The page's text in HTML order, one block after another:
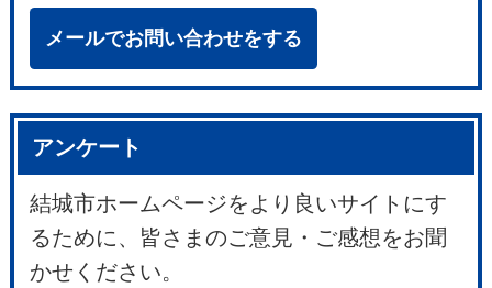
メールでお問い合わせをする
アンケート
結城市ホームページをより良いサイトにす
るために、皆さまのご意見・ご感想をお聞
かせください。